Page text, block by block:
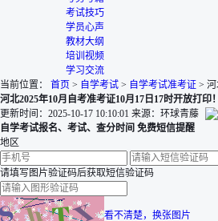
考试技巧
学员心声
教材大纲
培训视频
学习交流
当前位置：
首页 > 自学考试 > 自学考试准考证 > 河
河北2025年10月自考准考证10月17日17时开放打印
更新时间：2025-10-17 10:10:01 来源：环球青藤
自学考试报名、考试、查分时间 免费短信提醒
地区
请填写图片验证码后获取短信验证码
看不清楚，换张图片